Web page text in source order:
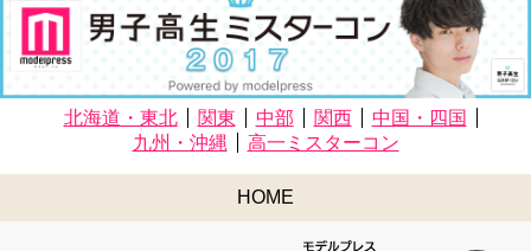
北海道・東北 関東 中部 関西
中国・四国
九州・沖縄
高一ミスターコン
HOME